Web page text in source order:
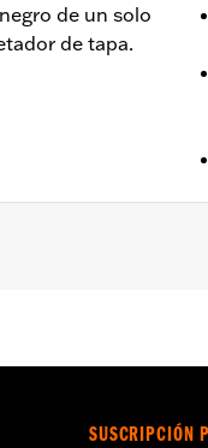
de un solo
de tapa.
o individuales
FLTRXSTSE y
SUSCRIPCIÓN